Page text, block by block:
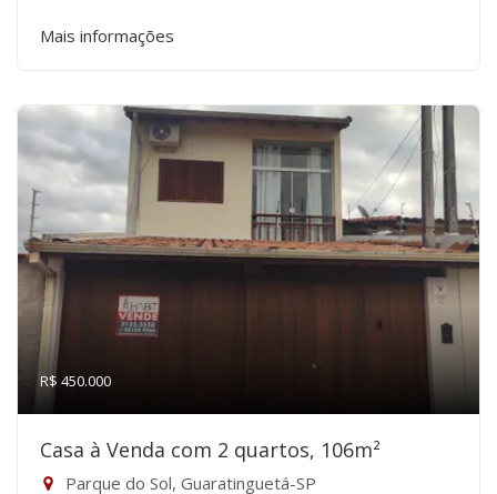
Mais informações
R$ 450.000
Casa à Venda com 2 quartos, 106m²
Parque do Sol, Guaratinguetá-SP